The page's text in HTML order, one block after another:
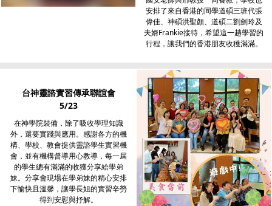
安排了來自香港的同學道碩三班代張
偉佳、神碩洪聖顏、道碩二劉劍玲及
夫婿Frankie接待，希望這一趟學習的
行程，讓我們的香港朋友收穫滿滿。
台神靈諮實習傳承聯誼會
5/23
在神學院裝備，除了吸收學理知識
外，還要實踐與應用。感謝各方的機
構、學校、教會提供靈諮學生實習機
會，並有機構督導用心教導，每一屆
的學生總有滿滿的收獲分享給學弟
妹。分享會現場在學弟妹的精心安排
下愉快且溫馨，讓學長姐的實習辛勞
得到安慰與抒解。